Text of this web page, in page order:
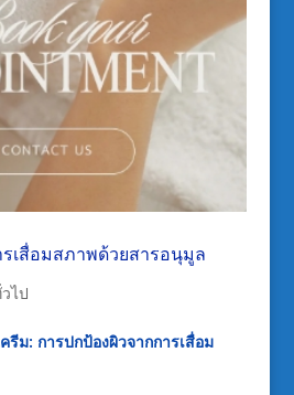
เสื่อมสภาพด้วยสารอนุมูล
ไป
ม: การปกป้องผิวจากการเสื่อม